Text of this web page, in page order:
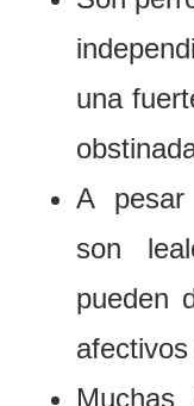
una
A pesar
son
pueden